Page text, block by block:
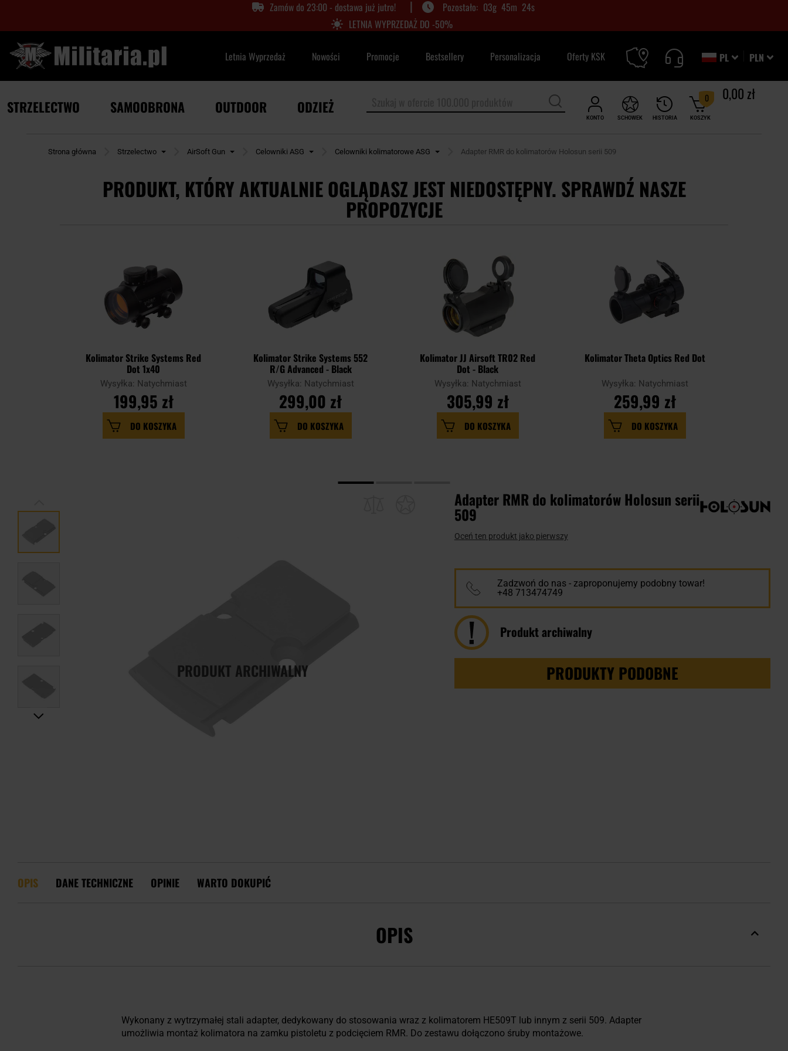
Zamów do 23:00 - dostawa już jutro! | 03g 45m 23s
LETNIA WYPRZEDAŻ DO -50%
PLN
PL
Letnia Wyprzedaż Nowości Promocje Bestsellery Personalizacja Oferty KSK
KONTO HISTORIA
SCHOWEK KOSZYK
0 0,00 zł
STRZELECTWO SAMOOBRONA OUTDOOR ODZIEŻ
Strona główna Strzelectwo AirSoft Gun Celowniki ASG Celowniki kolimatorowe ASG Adapter RMR do kolimatorów Holosun serii 509
PRODUKT, KTÓRY AKTUALNIE OGLĄDASZ JEST NIEDOSTĘPNY. SPRAWDŹ NASZE
PROPOZYCJE
Kolimator Strike Systems Red
Dot 1x40
Wysyłka: Natychmiast
199,95 zł
DO KOSZYKA
Kolimator Strike Systems 552
R/G Advanced - Black
Wysyłka: Natychmiast
299,00 zł
DO KOSZYKA
Kolimator JJ Airsoft TR02 Red
Dot - Black
Wysyłka: Natychmiast
305,99 zł
DO KOSZYKA
Kolimator Theta Optics Red Dot
Wysyłka: Natychmiast
259,99 zł
DO KOSZYKA
PRODUKT ARCHIWALNY
Adapter RMR do kolimatorów Holosun serii
509
Oceń ten produkt jako pierwszy
Zadzwoń do nas - zaproponujemy podobny towar!
+48 713474749
Produkt archiwalny
PRODUKTY PODOBNE
OPIS DANE TECHNICZNE OPINIE WARTO DOKUPIĆ
OPIS
Wykonany z wytrzymałej stali adapter, dedykowany do stosowania wraz z kolimatorem HE509T lub innym z serii 509. Adapter
umożliwia montaż kolimatora na zamku pistoletu z podcięciem RMR. Do zestawu dołączono śruby montażowe.